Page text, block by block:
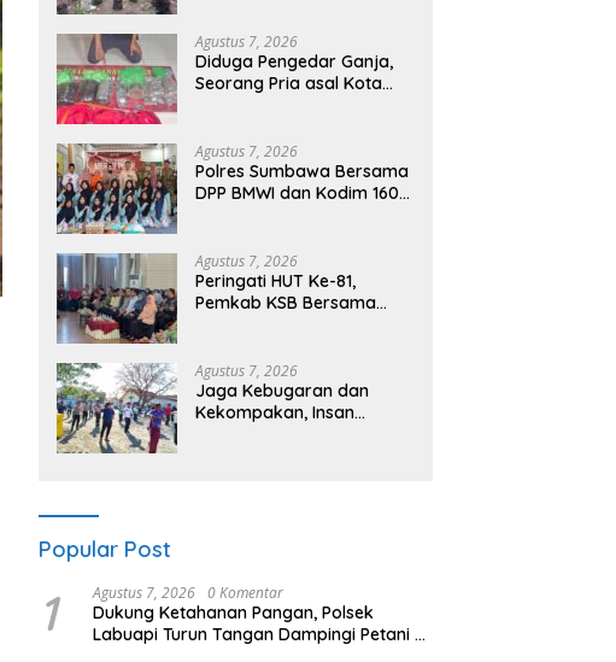
Agustus 7, 2026
Diduga Pengedar Ganja,
Seorang Pria asal Kota
Agustus 7, 2026
Polres Sumbawa Bersama
DPP BMWI dan Kodim 1607
Hidayatullah
Agustus 7, 2026
Peringati HUT Ke-81,
Pemkab KSB Bersama
Hari Pertama Kehidupan”
Agustus 7, 2026
Jaga Kebugaran dan
Kekompakan, Insan
Popular Post
1 Agustus 7, 2026 0 Komentar
Dukung Ketahanan Pangan, Polsek
Labuapi Turun Tangan Dampingi Petani di